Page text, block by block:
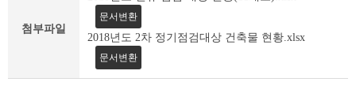
첨부파일
문서변환
2018년도 2차 정기점검대상 건축물 현황.xlsx
문서변환